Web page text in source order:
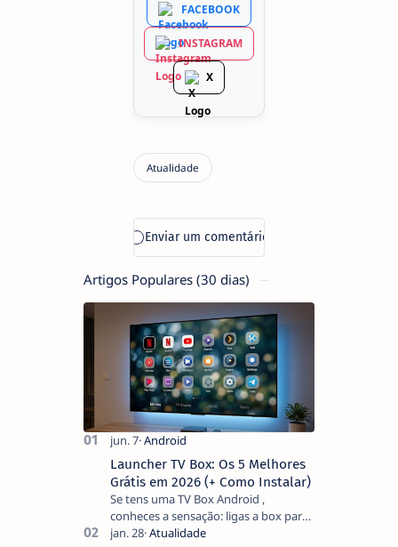
FACEBOOK
INSTAGRAM
X
Artigos Populares (30 dias)
Launcher TV Box: Os 5 Melhores
Grátis em 2026 (+ Como Instalar)
Se tens uma TV Box Android ,
conheces a sensação: ligas a box para
ver um filme e o ecrã inicial está